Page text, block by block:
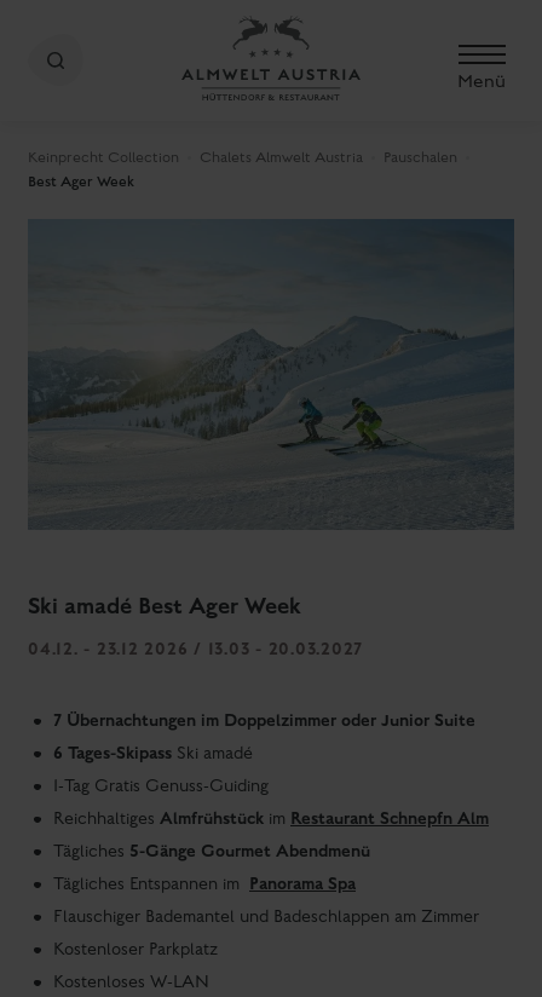
Menü
Keinprecht Collection Chalets Almwelt Austria Pauschalen
Best Ager Week
Ski amadé Best Ager Week
04.12. - 23.12 2026 / 13.03 - 20.03.2027
7 Übernachtungen im Doppelzimmer oder Junior Suite
6 Tages-Skipass Ski amadé
1-Tag Gratis Genuss-Guiding
Reichhaltiges Almfrühstück im Restaurant Schnepfn Alm
Tägliches 5-Gänge Gourmet Abendmenü
Tägliches Entspannen im Panorama Spa
Flauschiger Bademantel und Badeschlappen am Zimmer
Kostenloser Parkplatz
Kostenloses W-LAN